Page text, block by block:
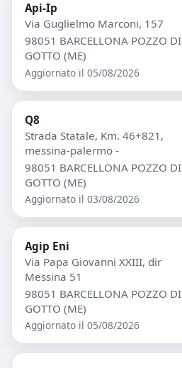
Api-Ip
Via Guglielmo Marconi, 157
98051 BARCELLONA POZZO DI
GOTTO (ME)
Aggiornato il 05/08/2026
Q8
Strada Statale, Km. 46+821,
messina-palermo -
98051 BARCELLONA POZZO DI
GOTTO (ME)
Aggiornato il 03/08/2026
Agip Eni
Via Papa Giovanni XXIII, dir
Messina 51
98051 BARCELLONA POZZO DI
GOTTO (ME)
Aggiornato il 05/08/2026